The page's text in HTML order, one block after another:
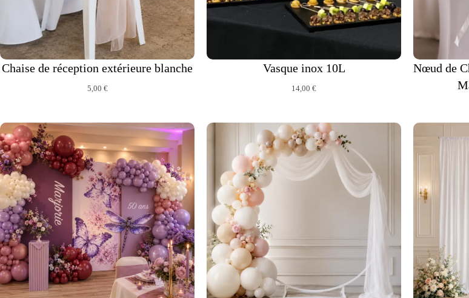
Chaise de réception extérieure blanche
5,00 €
Vasque inox 10L
14,00 €
Nœud de